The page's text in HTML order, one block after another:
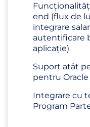
end (flux de
integrare
autentificare
aplicație)
Suport atât
pentru Oracle
Integrare cu
Program